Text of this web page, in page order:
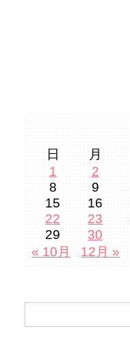
日 月
1
2
8
9
15
16
22
23
29
30
« 10月
12月 »